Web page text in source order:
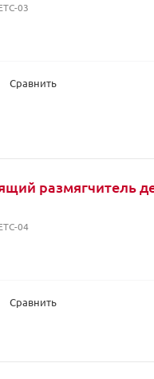
03
Сравнить
размягчитель
04
Сравнить